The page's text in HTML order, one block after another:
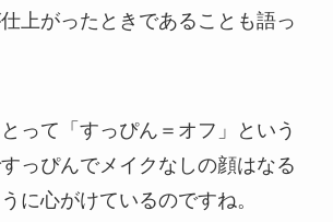
上がったときであることも語っ
って 「すっぴん＝オフ」
という
っぴんでメイクなしの顔はなる
に心がけているのですね。